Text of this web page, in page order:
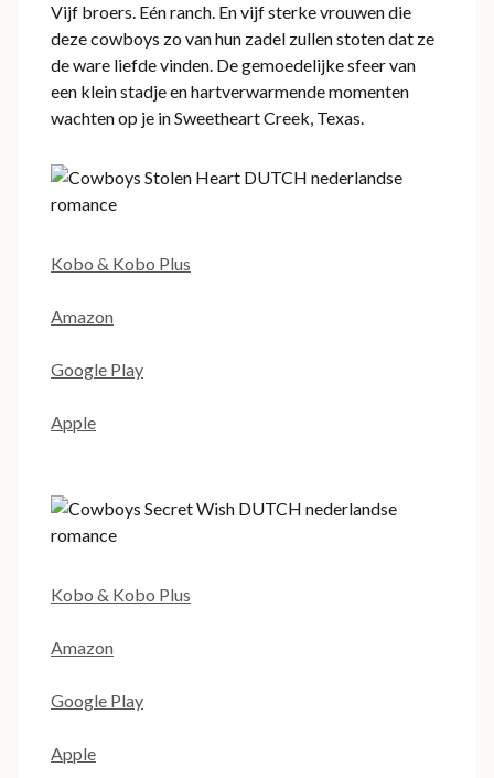
Vijf broers. Eén ranch. En vijf sterke vrouwen die
deze cowboys zo van hun zadel zullen stoten dat ze
de ware liefde vinden. De gemoedelijke sfeer van
een klein stadje en hartverwarmende momenten
wachten op je in Sweetheart Creek, Texas.
Kobo & Kobo Plus
Amazon
Google Play
Apple
Kobo & Kobo Plus
Amazon
Google Play
Apple